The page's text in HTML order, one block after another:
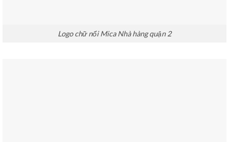
Logo chữ nổi Mica Nhà hàng quận 2